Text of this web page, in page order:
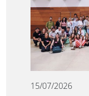
15/07/2026